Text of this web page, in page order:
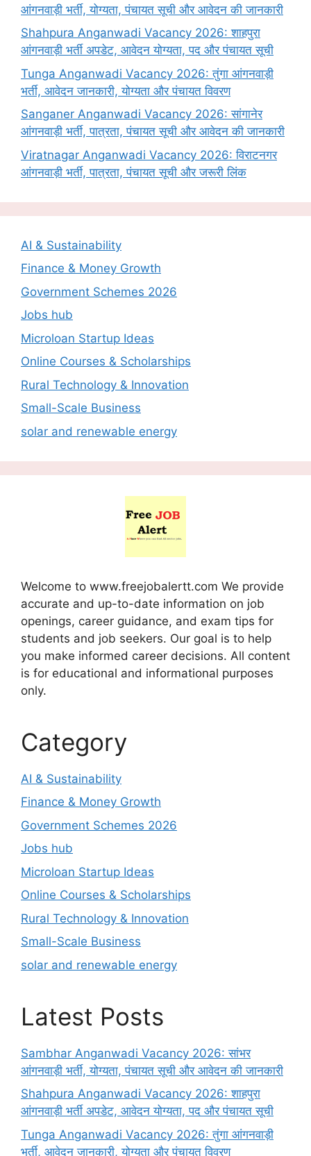
आंगनवाड़ी भर्ती, योग्यता, पंचायत सूची और आवेदन की जानकारी
Shahpura Anganwadi Vacancy 2026: शाहपुरा
आंगनवाड़ी भर्ती अपडेट, आवेदन योग्यता, पद और पंचायत सूची
Tunga Anganwadi Vacancy 2026: तुंगा आंगनवाड़ी
भर्ती, आवेदन जानकारी, योग्यता और पंचायत विवरण
Sanganer Anganwadi Vacancy 2026: सांगानेर
आंगनवाड़ी भर्ती, पात्रता, पंचायत सूची और आवेदन की जानकारी
Viratnagar Anganwadi Vacancy 2026: विराटनगर
आंगनवाड़ी भर्ती, पात्रता, पंचायत सूची और जरूरी लिंक
AI & Sustainability
Finance & Money Growth
Government Schemes 2026
Jobs hub
Microloan Startup Ideas
Online Courses & Scholarships
Rural Technology & Innovation
Small-Scale Business
solar and renewable energy
Welcome to www.freejobalertt.com We provide
accurate and up-to-date information on job
openings, career guidance, and exam tips for
students and job seekers. Our goal is to help
you make informed career decisions. All content
is for educational and informational purposes
only.
Category
AI & Sustainability
Finance & Money Growth
Government Schemes 2026
Jobs hub
Microloan Startup Ideas
Online Courses & Scholarships
Rural Technology & Innovation
Small-Scale Business
solar and renewable energy
Latest Posts
Sambhar Anganwadi Vacancy 2026: सांभर
आंगनवाड़ी भर्ती, योग्यता, पंचायत सूची और आवेदन की जानकारी
Shahpura Anganwadi Vacancy 2026: शाहपुरा
आंगनवाड़ी भर्ती अपडेट, आवेदन योग्यता, पद और पंचायत सूची
Tunga Anganwadi Vacancy 2026: तुंगा आंगनवाड़ी
भर्ती, आवेदन जानकारी, योग्यता और पंचायत विवरण